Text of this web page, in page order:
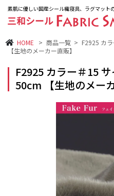
素肌に優しい国産シール織寝具、ラグマット
シーツ
毛布・ケット
ベストセラー
HOME > 商品一覧 > F2925 カ
【生地のメーカー直販】
F2925 カラー＃15
50cm 【生地のメー